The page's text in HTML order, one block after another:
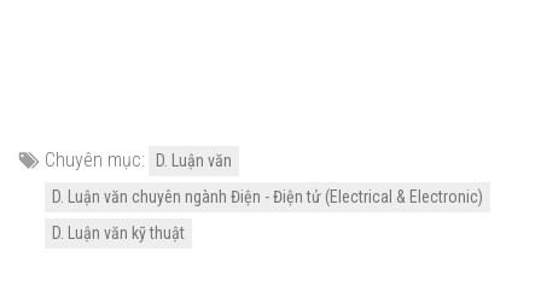
Chuyên mục:
D. Luận văn
D. Luận văn chuyên ngành Điện - Điện tử (Electrical & Electronic)
D. Luận văn kỹ thuật